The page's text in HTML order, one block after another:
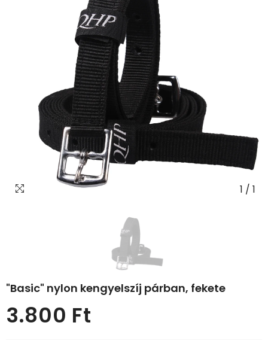
1 / 1
"Basic" nylon kengyelszíj párban, fekete
Normál
ár
3.800 Ft